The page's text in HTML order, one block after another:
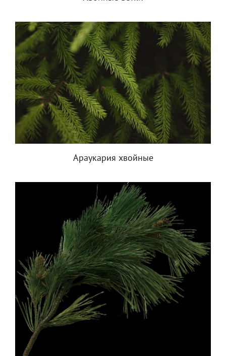
Араукария хвойные